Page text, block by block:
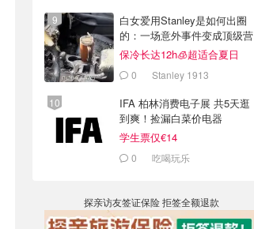
白女爱用Stanley是如何出圈
的：一场意外事件变成顶级营
销案例
保冷长达12h🧊超适合夏日
0 Stanley 1913
IFA 柏林消费电子展 共5天逛
到爽！捡漏白菜价电器
学生票仅€14
0 吃喝玩乐
探亲访友签证保险 拒签全额退款